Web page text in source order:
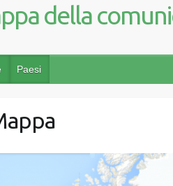
della
Paesi